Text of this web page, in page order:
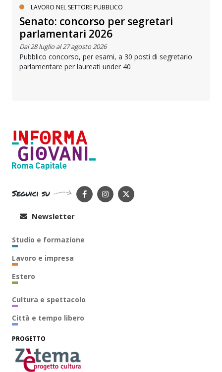
LAVORO NEL SETTORE PUBBLICO
Senato: concorso per segretari
parlamentari 2026
Dal 28 luglio al 27 agosto 2026
Pubblico concorso, per esami, a 30 posti di segretario
parlamentare per laureati under 40
Seguici su
Newsletter
Studio e formazione
Lavoro e impresa
Estero
Cultura e spettacolo
Città e tempo libero
PROGETTO